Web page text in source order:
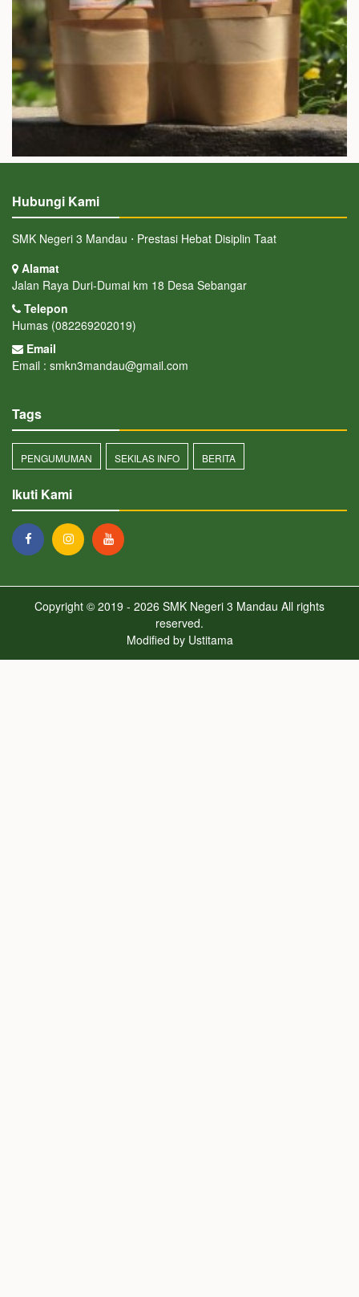
Hubungi Kami
SMK Negeri 3 Mandau ⋅ Prestasi Hebat Disiplin Taat
Alamat
Jalan Raya Duri-Dumai km 18 Desa Sebangar
Telepon
Humas (082269202019)
Email
Email : smkn3mandau@gmail.com
Tags
PENGUMUMAN SEKILAS INFO BERITA
Ikuti Kami
Copyright © 2019 - 2026 SMK Negeri 3 Mandau All rights
reserved.
Modified by Ustitama